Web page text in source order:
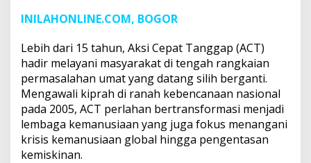
INILAHONLINE.COM, BOGOR
Lebih dari 15 tahun, Aksi Cepat Tanggap (ACT)
hadir melayani masyarakat di tengah rangkaian
permasalahan umat yang datang silih berganti.
Mengawali kiprah di ranah kebencanaan nasional
pada 2005, ACT perlahan bertransformasi menjadi
lembaga kemanusiaan yang juga fokus menangani
krisis kemanusiaan global hingga pengentasan
kemiskinan.